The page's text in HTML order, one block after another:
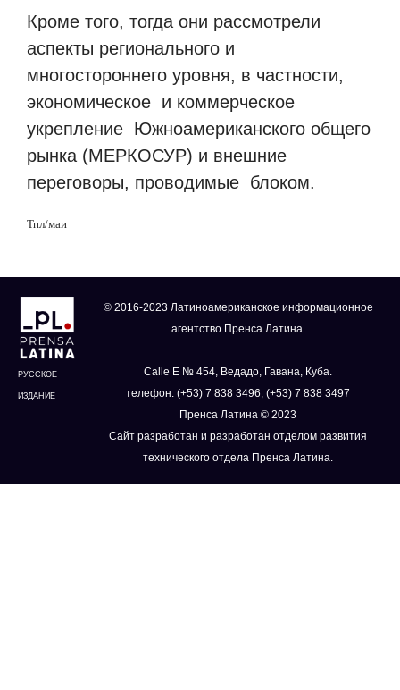
Кроме того, тогда они рассмотрели
аспекты регионального и
многостороннего уровня, в частности,
экономическое и коммерческое
укрепление Южноамериканского общего
рынка (МЕРКОСУР) и внешние
переговоры, проводимые блоком.
Тпл/маи
РУССКОЕ
ИЗДАНИЕ
© 2016-2023 Латиноамериканское информационное
агентство Пренса Латина.
Calle E № 454, Ведадо, Гавана, Куба.
телефон: (+53) 7 838 3496, (+53) 7 838 3497
Пренса Латина © 2023
Сайт разработан и разработан отделом развития
технического отдела Пренса Латина.